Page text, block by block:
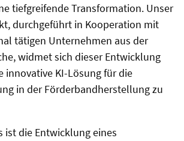
tiefgreifende Transformation. Unser
durchgeführt in Kooperation mit
tätigen Unternehmen aus der
, widmet sich dieser Entwicklung
innovative KI-Lösung für die
in der Förderbandherstellung zu
ist die Entwicklung eines